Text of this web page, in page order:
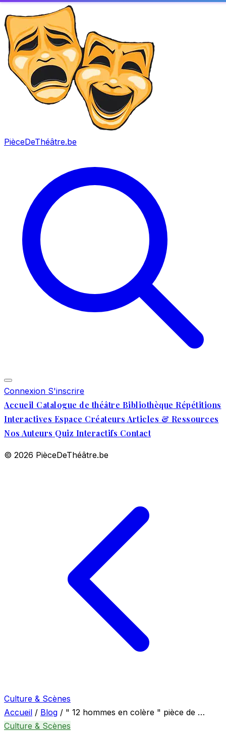
PièceDeThéâtre.be
Connexion S'inscrire
Accueil Catalogue de théâtre Bibliothèque Répétitions
Interactives Espace Créateurs Articles & Ressources
Nos Auteurs Quiz Interactifs Contact
© 2026 PièceDeThéâtre.be
Culture & Scènes
Accueil / Blog / " 12 hommes en colère " pièce de …
Culture & Scènes